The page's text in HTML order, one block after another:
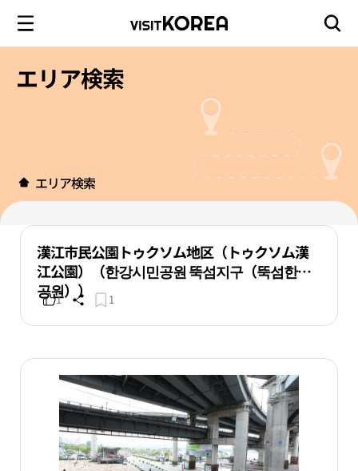
エリア検索
エリア検索
漢江市民公園トゥクソム地区（トゥクソム漢
江公園）（한강시민공원 뚝섬지구（뚝섬한강
공원））
1 1